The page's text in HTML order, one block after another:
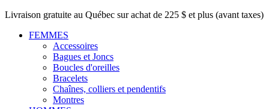
Livraison gratuite au Québec sur achat de 225 $ et plus (avant taxes)
FEMMES
Accessoires
Bagues et Joncs
Boucles d'oreilles
Bracelets
Chaînes, colliers et pendentifs
Montres